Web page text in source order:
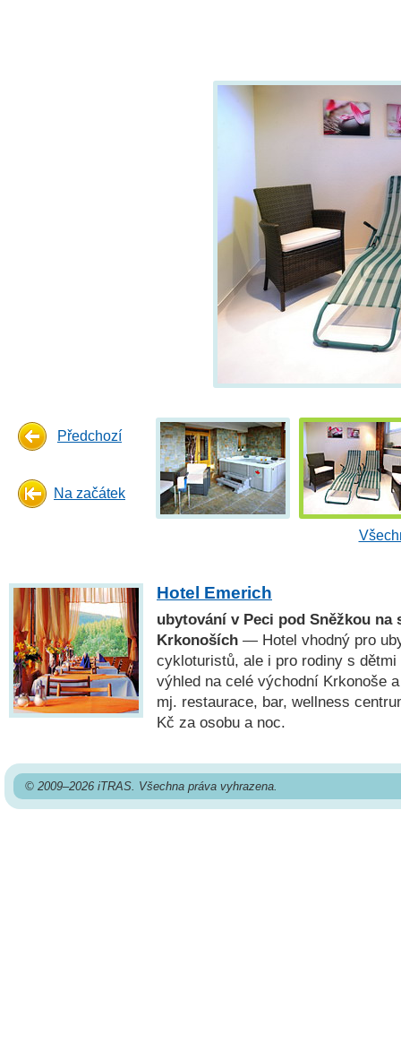
Předchozí
Na začátek
Hotel Emerich
ubytování v Peci pod Sněžkou na
Krkonoších — Hotel vhodný pro
cykloturistů, ale i pro rodiny s
výhled na celé východní Krkonoše
mj. restaurace, bar, wellness
Kč za osobu a noc.
© 2009–2026 iTRAS. Všechna práva vyhrazena.